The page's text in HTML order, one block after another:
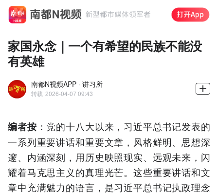
家国永念｜一个有希望的民族不能没
有英雄
南都N视频APP · 讲习所
转载 2026-04-07 09:43
编者按 ：党的十八大以来，习近平总书记发表的
一系列重要讲话和重要文章，风格鲜明、思想深
邃、内涵深刻，用历史映照现实、远观未来，闪
耀着马克思主义的真理光芒。这些重要讲话和文
章中充满魅力的语言，是习近平总书记执政理念